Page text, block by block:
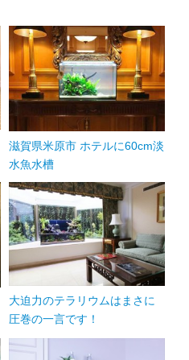
滋賀県米原市 ホテルに60cm淡
水魚水槽
大迫力のテラリウムはまさに
圧巻の一言です！